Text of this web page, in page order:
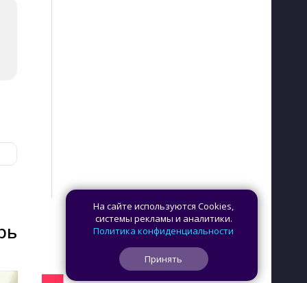
На сайте используются Cookies,
системы рекламы и аналитики.
Политика конфиденциальности
Принять